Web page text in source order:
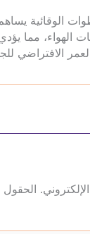
الوقائية
الهواء، مما
الافتراضي
الحقول